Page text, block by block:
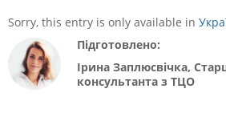
Sorry, this entry is only available in
Підготовлено:
Ірина Заплюсвічка,
консультанта з ТЦО